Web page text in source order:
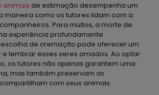
animais de estimação desempenha um
maneira como os tutores lidam com a
Para muitos, a morte de
experiência profundamente
de cremação pode oferecer um
lembrar esses seres amados. Ao optar
os tutores não apenas garantem uma
mas também preservam as
com seus animais.